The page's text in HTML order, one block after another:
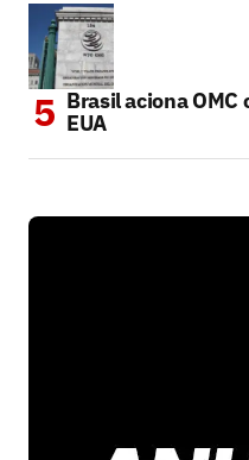
Brasil aciona
EUA